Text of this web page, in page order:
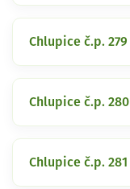
Chlupice č.p. 279
Chlupice č.p. 280
Chlupice č.p. 281